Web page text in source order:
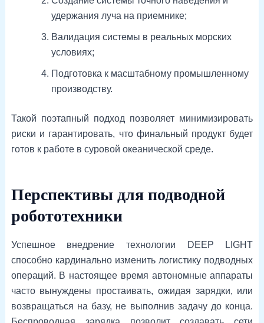
удержания луча на приемнике;
Валидация системы в реальных морских
условиях;
Подготовка к масштабному промышленному
производству.
Такой поэтапный подход позволяет минимизировать
риски и гарантировать, что финальный продукт будет
готов к работе в суровой океанической среде.
Перспективы для подводной
робототехники
Успешное внедрение технологии DEEP LIGHT
способно кардинально изменить логистику подводных
операций. В настоящее время автономные аппараты
часто вынуждены простаивать, ожидая зарядки, или
возвращаться на базу, не выполнив задачу до конца.